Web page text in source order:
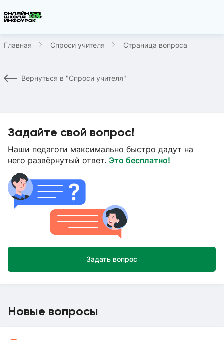
Главная Спроси учителя Страница вопроса
Вернуться в "Спроси учителя"
Задайте свой вопрос!
Наши педагоги максимально быстро дадут на
него развёрнутый ответ. Это бесплатно!
Задать вопрос
Новые вопросы